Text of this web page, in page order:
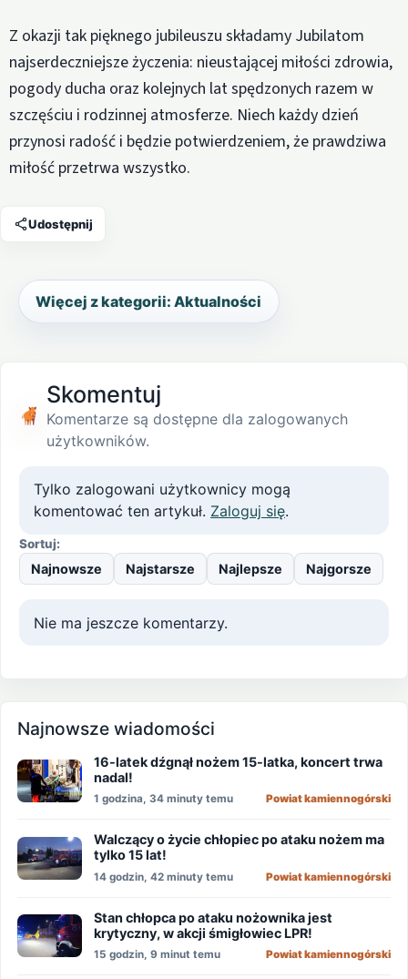
Z okazji tak pięknego jubileuszu składamy Jubilatom
najserdeczniejsze życzenia: nieustającej miłości zdrowia,
pogody ducha oraz kolejnych lat spędzonych razem w
szczęściu i rodzinnej atmosferze. Niech każdy dzień
przynosi radość i będzie potwierdzeniem, że prawdziwa
miłość przetrwa wszystko.
Udostępnij
Więcej z kategorii: Aktualności
Skomentuj
Komentarze są dostępne dla zalogowanych
użytkowników.
Tylko zalogowani użytkownicy mogą
komentować ten artykuł. Zaloguj się.
Sortuj:
Najnowsze Najstarsze Najlepsze Najgorsze
Nie ma jeszcze komentarzy.
Najnowsze wiadomości
16-latek dźgnął nożem 15-latka, koncert trwa
nadal!
1 godzina, 34 minuty temu Powiat kamiennogórski
Walczący o życie chłopiec po ataku nożem ma
tylko 15 lat!
14 godzin, 42 minuty temu Powiat kamiennogórski
Stan chłopca po ataku nożownika jest
krytyczny, w akcji śmigłowiec LPR!
15 godzin, 9 minut temu Powiat kamiennogórski